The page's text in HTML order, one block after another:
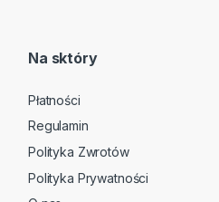
Na sktóry
Płatności
Regulamin
Polityka Zwrotów
Polityka Prywatności